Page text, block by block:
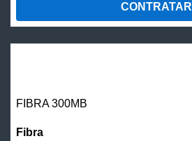
CONTRATAR
FIBRA 300MB